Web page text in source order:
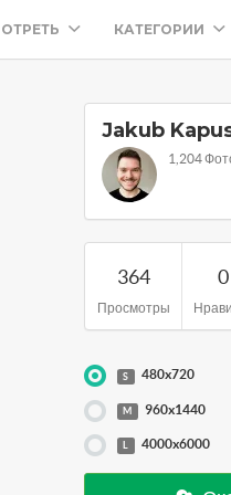
КАТЕГОРИИ
Jakub
1,204
364
Просмотры
0
S 480x720
M 960x1440
L 4000x6000